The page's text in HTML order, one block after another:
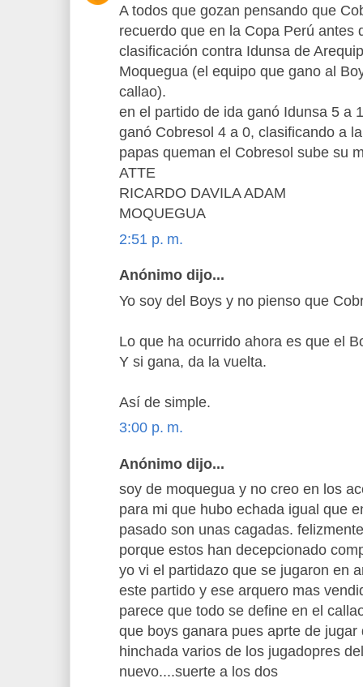
A todos que gozan pensando que
recuerdo que en la Copa Perú antes
clasificación contra Idunsa de
Moquegua (el equipo que gano al
callao).
en el partido de ida ganó Idunsa 5 a
ganó Cobresol 4 a 0, clasificando a
papas queman el Cobresol sube su
ATTE
RICARDO DAVILA ADAM
MOQUEGUA
2:51 p. m.
Anónimo dijo...
Yo soy del Boys y no pienso que
Lo que ha ocurrido ahora es que el
Y si gana, da la vuelta.
Así de simple.
3:00 p. m.
Anónimo dijo...
soy de moquegua y no creo en los
para mi que hubo echada igual que
pasado son unas cagadas.
porque estos han decepcionado
yo vi el partidazo que se jugaron en
este partido y ese arquero mas
parece que todo se define en el
que boys ganara pues aprte de
hinchada varios de los jugadopres
nuevo....suerte a los dos